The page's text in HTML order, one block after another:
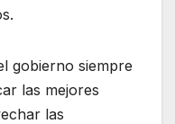
gobierno siempre
las mejores
las